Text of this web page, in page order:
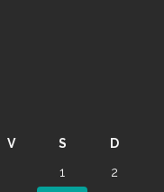
V S
D
1
2